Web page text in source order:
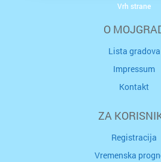
O
Lista gradova
Impressum
Kontakt
ZA
Registracija
Vremenska
Vrh strane